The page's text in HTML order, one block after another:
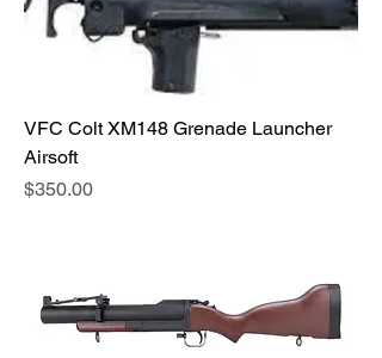
VFC Colt XM148 Grenade Launcher
Airsoft
価格
$350.00